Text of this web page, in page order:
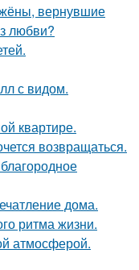
вернувшие
любви?
с видом.
квартире.
возвращаться.
дома.
ритма жизни.
атмосферой.